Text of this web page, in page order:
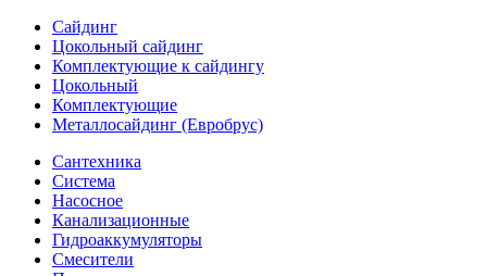
Сайдинг
Цокольный сайдинг
Комплектующие к сайдингу
Цокольный
Комплектующие
Металлосайдинг (Евробрус)
Сантехника
Система
Насосное
Канализационные
Гидроаккумуляторы
Смесители